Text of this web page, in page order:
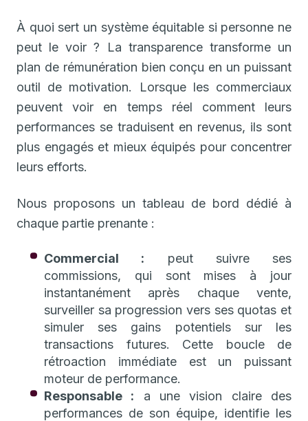
À quoi sert un système équitable si personne ne
peut le voir ? La transparence transforme un
plan de rémunération bien conçu en un puissant
outil de motivation. Lorsque les commerciaux
peuvent voir en temps réel comment leurs
performances se traduisent en revenus, ils sont
plus engagés et mieux équipés pour concentrer
leurs efforts.
Nous proposons un tableau de bord dédié à
chaque partie prenante :
Commercial : peut suivre ses
commissions, qui sont mises à jour
instantanément après chaque vente,
surveiller sa progression vers ses quotas et
simuler ses gains potentiels sur les
transactions futures. Cette boucle de
rétroaction immédiate est un puissant
moteur de performance.
Responsable : a une vision claire des
performances de son équipe, identifie les